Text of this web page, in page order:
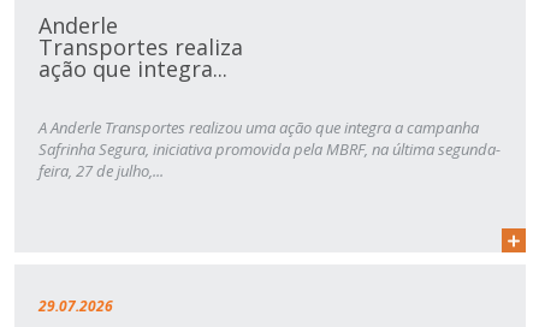
Anderle
Transportes realiza
ação que integra...
A Anderle Transportes realizou uma ação que integra a campanha
Safrinha Segura, iniciativa promovida pela MBRF, na última segunda-
feira, 27 de julho,...
29.07.2026